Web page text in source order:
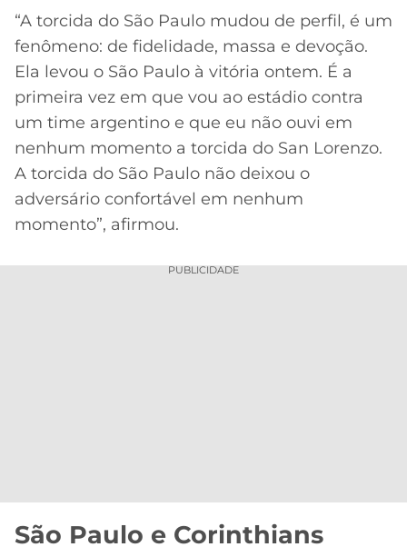
“A torcida do São Paulo mudou de perfil, é um
fenômeno: de fidelidade, massa e devoção.
Ela levou o São Paulo à vitória ontem. É a
primeira vez em que vou ao estádio contra
um time argentino e que eu não ouvi em
nenhum momento a torcida do San Lorenzo.
A torcida do São Paulo não deixou o
adversário confortável em nenhum
momento”, afirmou.
PUBLICIDADE
São Paulo e Corinthians